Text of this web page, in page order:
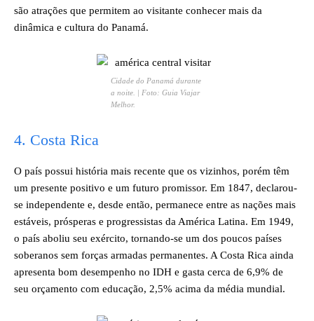
são atrações que permitem ao visitante conhecer mais da
dinâmica e cultura do Panamá.
Cidade do Panamá durante
a noite. | Foto: Guia Viajar
Melhor.
​4. Costa Rica
O país possui história mais recente que os vizinhos, porém têm
um presente positivo e um futuro promissor. Em 1847, declarou-
se independente e, desde então, permanece entre as nações mais
estáveis, prósperas e progressistas da América Latina. Em 1949,
o país aboliu seu exército, tornando-se um dos poucos países
soberanos sem forças armadas permanentes. A Costa Rica ainda
apresenta bom desempenho no IDH e gasta cerca de 6,9% de
seu orçamento com educação, 2,5% acima da média mundial.